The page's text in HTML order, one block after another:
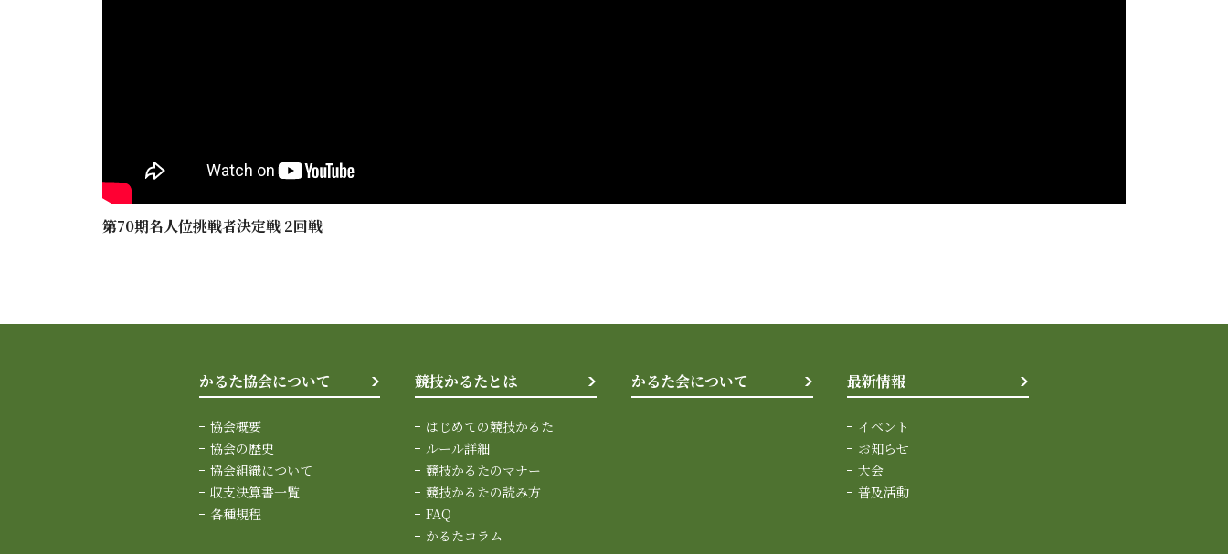
第70期名人位挑戦者決定戦 2回戦
かるた協会について
協会概要
協会の歴史
協会組織について
収支決算書一覧
各種規程
競技かるたとは
はじめての競技かるた
ルール詳細
競技かるたのマナー
競技かるたの読み方
FAQ
かるたコラム
かるた会について 最新情報
イベント
お知らせ
大会
普及活動